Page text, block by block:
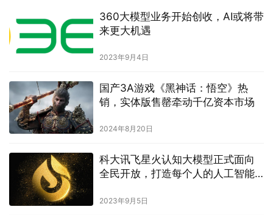
360大模型业务开始创收，AI或将带
来更大机遇
2023年9月4日
国产3A游戏《黑神话：悟空》热
销，实体版售罄牵动千亿资本市场
2024年8月20日
科大讯飞星火认知大模型正式面向
全民开放，打造每个人的人工智能
2023年9月5日